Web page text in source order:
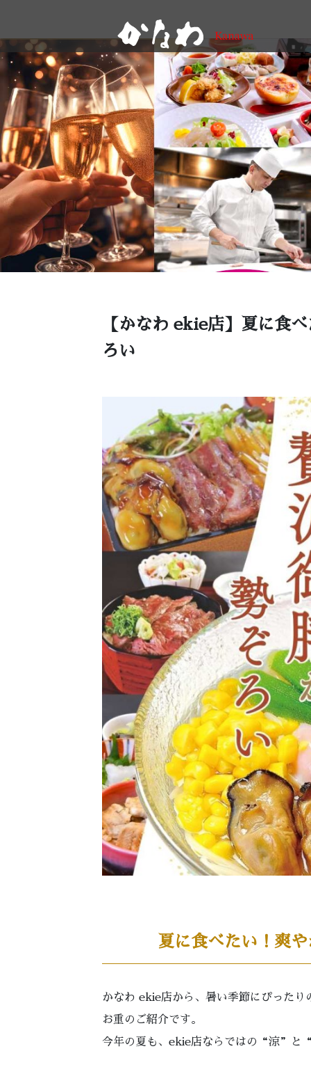
【かなわ ekie店】夏に食
ろい
夏に食べたい！爽
かなわ ekie店から、暑い季節にぴった
お重のご紹介です。
今年の夏も、ekie店ならではの“涼”と